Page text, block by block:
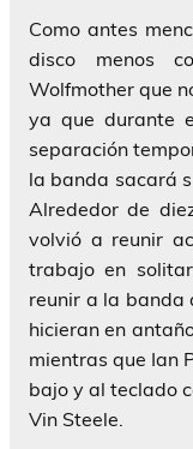
Como antes
disco menos
Wolfmother que
ya que durante
separación
la banda sacará
Alrededor de
volvió a reunir
trabajo en
reunir a la banda
hicieran en
mientras que Ian
bajo y al teclado
Vin Steele